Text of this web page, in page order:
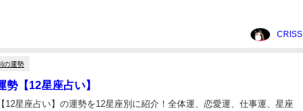
CRISS
の運勢
勢【12星座占い】
12星座占い】の運勢を12星座別に紹介！全体運、恋愛運、仕事運、星座